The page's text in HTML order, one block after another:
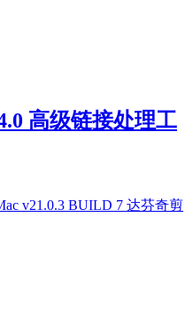
高级链接处理工